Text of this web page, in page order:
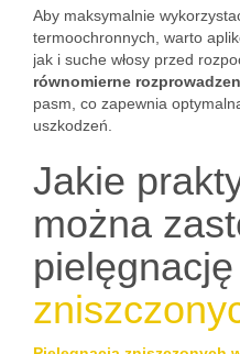
Aby maksymalnie
termoochronnych, warto
jak i suche włosy przed
równomierne
pasm, co zapewnia
uszkodzeń.
Jakie
można
pielęgnację